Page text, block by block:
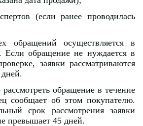
(если ранее проводилась
обращений осуществляется в
Если обращение не нуждается в
заявки рассматриваются
обращение в течение
сообщает об этом покупателю.
срок рассмотрения заявки
превышает 45 дней.